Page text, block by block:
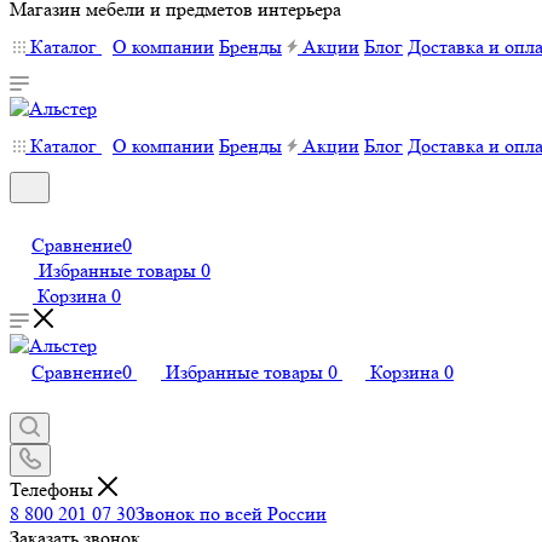
Магазин мебели и предметов интерьера
Каталог
О компании Бренды Акции Блог Доставка и
Каталог О компании Бренды Акции Блог Доставка и
Сравнение0
Избранные товары 0
Корзина 0
Сравнение0 Избранные товары 0 Корзина 0
Телефоны
8 800 201 07 30Звонок по всей России